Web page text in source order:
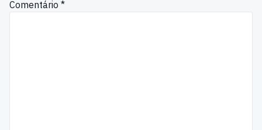
Comentário *